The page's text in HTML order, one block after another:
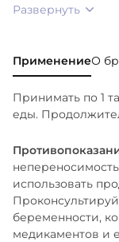
Развернуть
ПрименениеО
Принимать по 1
еды.
использовать
беременности,
медикаментов и